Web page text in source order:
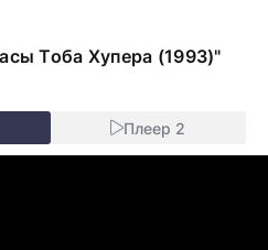
Тоба Хупера (1993)"
Плеер 2